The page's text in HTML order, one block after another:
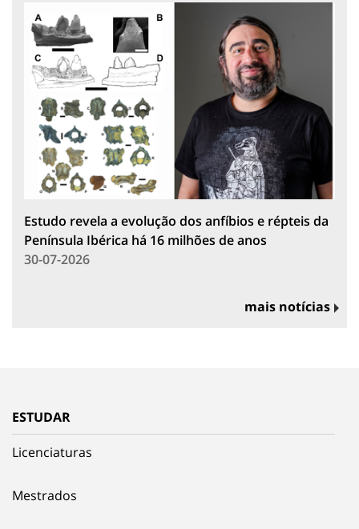
Estudo revela a evolução dos anfíbios e répteis da
Península Ibérica há 16 milhões de anos
30-07-2026
mais notícias
ESTUDAR
Licenciaturas
Mestrados